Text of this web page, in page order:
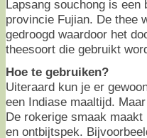
Lapsang souchong is
provincie Fujian. De thee
gedroogd waardoor het
theesoort die gebruikt
Hoe te gebruiken?
Uiteraard kun je er
een Indiase maaltijd.
De rokerige smaak
en ontbijtspek.